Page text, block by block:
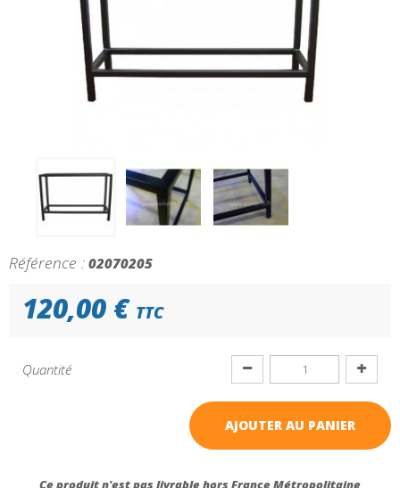
Référence : 02070205
120,00 € TTC
Quantité
AJOUTER AU PANIER
Ce produit n'est pas livrable hors France Métropolitaine